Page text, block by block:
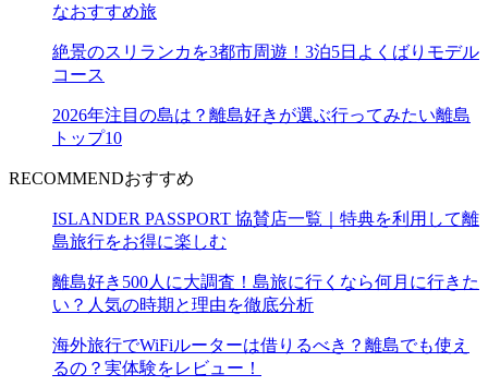
なおすすめ旅
絶景のスリランカを3都市周遊！3泊5日よくばりモデル
コース
2026年注目の島は？離島好きが選ぶ行ってみたい離島
トップ10
RECOMMENDおすすめ
ISLANDER PASSPORT 協賛店一覧｜特典を利用して離
島旅行をお得に楽しむ
離島好き500人に大調査！島旅に行くなら何月に行きた
い？人気の時期と理由を徹底分析
海外旅行でWiFiルーターは借りるべき？離島でも使え
るの？実体験をレビュー！